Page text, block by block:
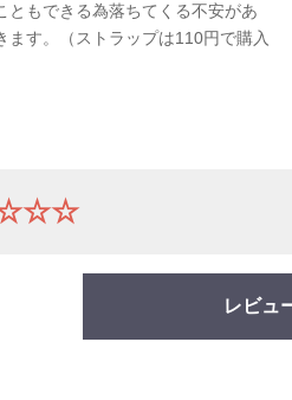
ともできる為落ちてくる不安があ
ます。（ストラップは110円で購入
レビュ